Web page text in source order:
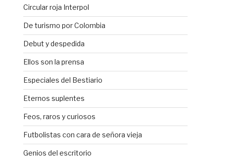
Circular roja Interpol
De turismo por Colombia
Debut y despedida
Ellos son la prensa
Especiales del Bestiario
Eternos suplentes
Feos, raros y curiosos
Futbolistas con cara de señora vieja
Genios del escritorio